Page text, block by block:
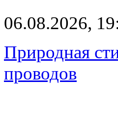
06.08.2026,
Природная
проводов